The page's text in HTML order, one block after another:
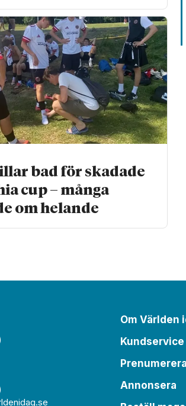
bad för skadade
cup – många
om helande
Om Världen
Kundservice
Annonsera